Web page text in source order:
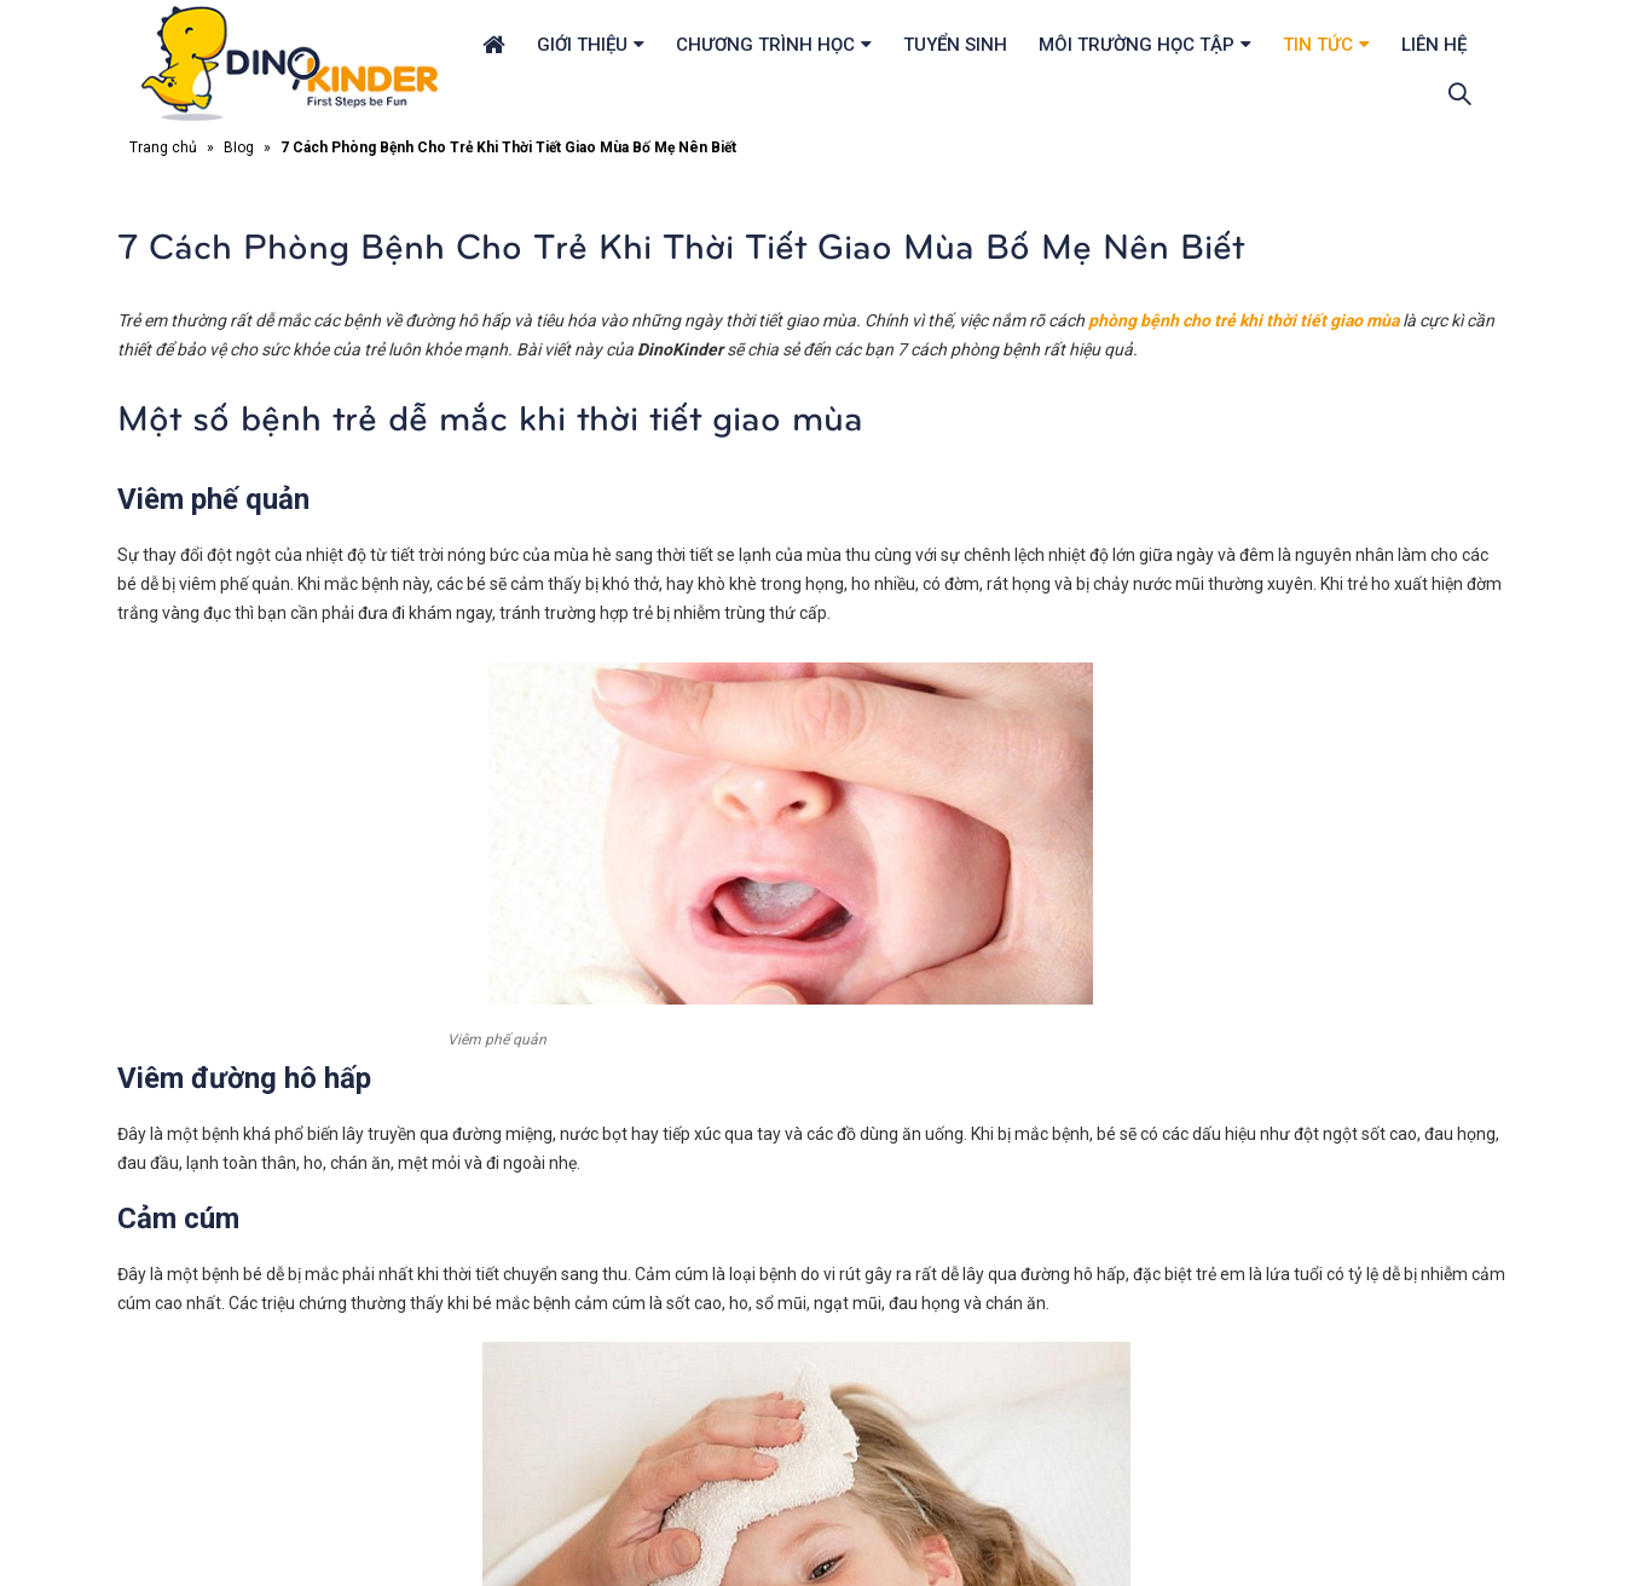
GIỚI THIỆU CHƯƠNG TRÌNH HỌC TUYỂN SINH MÔI TRƯỜNG HỌC TẬP TIN TỨC LIÊN HỆ
Trang chủ » Blog » 7 Cách Phòng Bệnh Cho Trẻ Khi Thời Tiết Giao Mùa Bố Mẹ Nên Biết
7 Cách Phòng Bệnh Cho Trẻ Khi Thời Tiết Giao Mùa Bố Mẹ Nên Biết
Trẻ em thường rất dễ mắc các bệnh về đường hô hấp và tiêu hóa vào những ngày thời tiết giao mùa. Chính vì thế, việc nắm rõ cách phòng bệnh cho trẻ khi thời tiết giao mùalà cực kì cần
thiết để bảo vệ cho sức khỏe của trẻ luôn khỏe mạnh. Bài viết này của DinoKindersẽ chia sẻ đến các bạn 7 cách phòng bệnh rất hiệu quả.
Một số bệnh trẻ dễ mắc khi thời tiết giao mùa
Viêm phế quản
Sự thay đổi đột ngột của nhiệt độ từ tiết trời nóng bức của mùa hè sang thời tiết se lạnh của mùa thu cùng với sự chênh lệch nhiệt độ lớn giữa ngày và đêm là nguyên nhân làm cho các
bé dễ bị viêm phế quản. Khi mắc bệnh này, các bé sẽ cảm thấy bị khó thở, hay khò khè trong họng, ho nhiều, có đờm, rát họng và bị chảy nước mũi thường xuyên. Khi trẻ ho xuất hiện đờm
trắng vàng đục thì bạn cần phải đưa đi khám ngay, tránh trường hợp trẻ bị nhiễm trùng thứ cấp.
Viêm phế quản
Viêm đường hô hấp
Đây là một bệnh khá phổ biến lây truyền qua đường miệng, nước bọt hay tiếp xúc qua tay và các đồ dùng ăn uống. Khi bị mắc bệnh, bé sẽ có các dấu hiệu như đột ngột sốt cao, đau họng,
đau đầu, lạnh toàn thân, ho, chán ăn, mệt mỏi và đi ngoài nhẹ.
Cảm cúm
Đây là một bệnh bé dễ bị mắc phải nhất khi thời tiết chuyển sang thu. Cảm cúm là loại bệnh do vi rút gây ra rất dễ lây qua đường hô hấp, đặc biệt trẻ em là lứa tuổi có tỷ lệ dễ bị nhiễm cảm
cúm cao nhất. Các triệu chứng thường thấy khi bé mắc bệnh cảm cúm là sốt cao, ho, sổ mũi, ngạt mũi, đau họng và chán ăn.